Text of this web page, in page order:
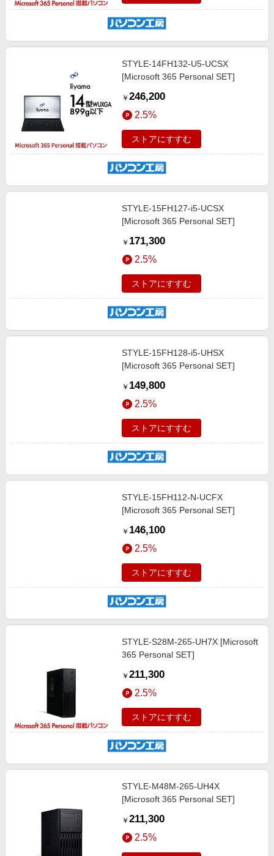
STYLE-14FH132-U5-UCSX
[Microsoft 365 Personal SET]
￥ 246,200
2.5%
ストアにすすむ
STYLE-15FH127-i5-UCSX
[Microsoft 365 Personal SET]
￥ 171,300
2.5%
ストアにすすむ
STYLE-15FH128-i5-UHSX
[Microsoft 365 Personal SET]
￥ 149,800
2.5%
ストアにすすむ
STYLE-15FH112-N-UCFX
[Microsoft 365 Personal SET]
￥ 146,100
2.5%
ストアにすすむ
STYLE-S28M-265-UH7X [Microsoft
365 Personal SET]
￥ 211,300
2.5%
ストアにすすむ
STYLE-M48M-265-UH4X
[Microsoft 365 Personal SET]
￥ 211,300
2.5%